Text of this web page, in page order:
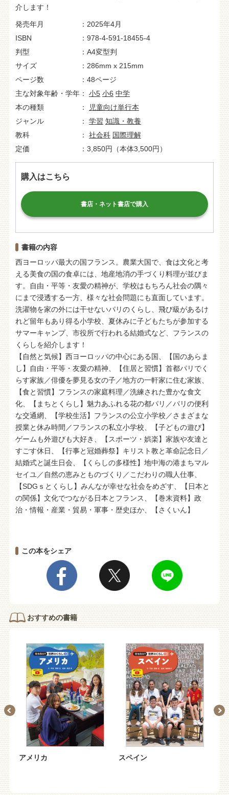
介します！
発売年月
2025年4月
ISBN
978-4-591-18455-4
判型
A4変型判
サイズ
286mm x 215mm
ページ数
48ページ
主な対象年齢・学年
小5 小6 中学
本の種類
児童向け単行本
ジャンル
学習 知識・教養
教科
社会科 国際理解
定価
3,850円（本体3,500円）
購入はこちら
書店・ネット書店で購入
書籍の内容
西ヨーロッパ最大の国フランス。農業大国で、食は文化と考
える美食の国の食卓には、地産地消の手づくり料理が並びま
す。自由・平等・友愛の精神が、学校はもちろん社会の隅々
にまで浸透する一方、様々な社会問題にも直面しています。
洗濯物を家の外には干せないパリのくらし、飛び級があるけ
れど留年もあり得る小学校、夏休みに子どもたちが参加する
サマーキャンプ、市役所で行われる結婚式など、フランスの
くらしを紹介します！
【自然と気候】西ヨーロッパの中心にある国、【国のあらま
し】自由・平等・友愛の精神、【住居と習慣】首都パリでく
らす家族／俳優を夢見る女の子／地方の一軒家に住む家族、
【食と習慣】フランスの家庭料理／洗練された豊かな食文
化、【まちとくらし】魅力あふれる花の都パリ／パリの便利
な交通網、【学校生活】フランスの公立小学校／さまざまな
授業と休み時間／フランスの私立小学校、【子どもの遊び】
ゲームも外遊びも大好き、【スポーツ・娯楽】家族や友達と
すごす休日、【行事と冠婚葬祭】キリスト教と革命記念日／
結婚式と誕生日会、【くらしの多様性】地中海の港まちマル
セイユ／自然の恵みとものづくり／こだわりの職人仕事、
【SDGｓとくらし】みんなが幸せな社会をめざす、【日本と
の関係】文化でつながる日本とフランス、【巻末資料】政
治・情報・産業・貿易・軍事・歴史ほか、【さくいん】
この本をシェア
おすすめの書籍
アメリカ スペイン